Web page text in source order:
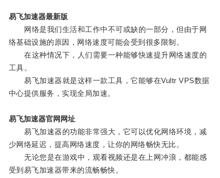
易飞加速器最新版
网络是我们生活和工作中不可或缺的一部分，但由于网
络基础设施的原因，网络速度可能会受到很多限制。
在这种情况下，人们需要一种能够快速提升网络速度的
工具。
易飞加速器就是这样一款工具，它能够在Vultr VPS数据
中心提供服务，实现全局加速。
易飞加速器官网网址
易飞加速器的功能非常强大，它可以优化网络环境，减
少网络延迟，提高网络速度，让你的网络畅快无比。
无论您是在游戏中，观看视频还是在上网冲浪，都能感
受到易飞加速器带来的流畅畅快。